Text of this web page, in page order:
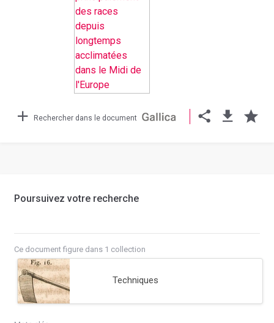
Rechercher dans le document
Poursuivez votre recherche
Ce document figure dans 1 collection
Techniques